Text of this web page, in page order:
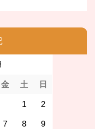
金 土 日
1 2
7 8 9